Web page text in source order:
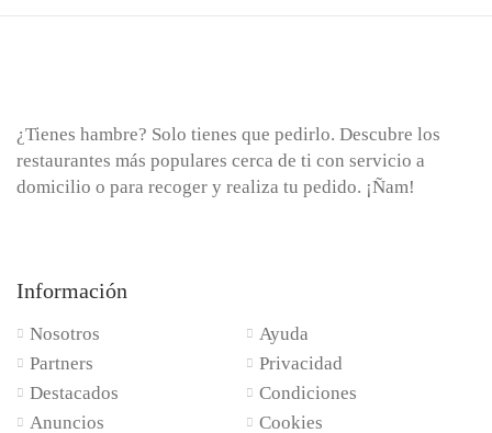
¿Tienes hambre? Solo tienes que pedirlo. Descubre los
restaurantes más populares cerca de ti con servicio a
domicilio o para recoger y realiza tu pedido. ¡Ñam!
Información
Nosotros
Partners
Destacados
Anuncios
Ayuda
Privacidad
Condiciones
Cookies